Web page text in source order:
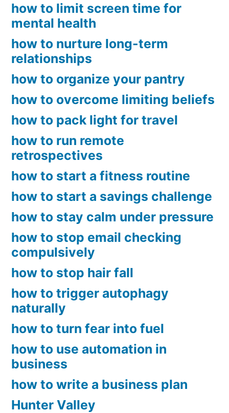
how to limit screen time for
mental health
how to nurture long-term
relationships
how to organize your pantry
how to overcome limiting beliefs
how to pack light for travel
how to run remote
retrospectives
how to start a fitness routine
how to start a savings challenge
how to stay calm under pressure
how to stop email checking
compulsively
how to stop hair fall
how to trigger autophagy
naturally
how to turn fear into fuel
how to use automation in
business
how to write a business plan
Hunter Valley